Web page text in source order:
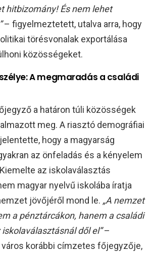
hitbizomány! És nem lehet
– figyelmeztetett, utalva arra, hogy
törésvonalak exportálása
közösségeket.
A megmaradás a családi
a határon túli közösségek
meg. A riasztó demográfiai
hogy a magyarság
az önfeladás és a kényelem
az iskolaválasztás
magyar nyelvű iskolába íratja
jövőjéről mond le. „A nemzet
a pénztárcákon, hanem a családi
dől el”–
korábbi címzetes főjegyzője,